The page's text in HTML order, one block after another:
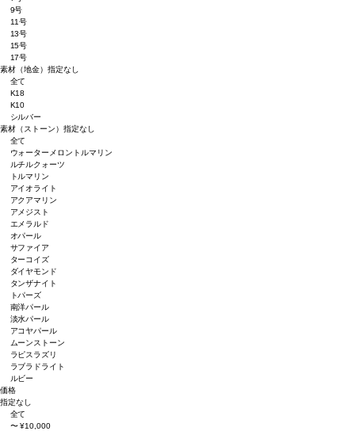
9号
11号
13号
15号
17号
素材（地金） 指定なし
全て
K18
K10
シルバー
素材（ストーン） 指定なし
全て
ウォーターメロントルマリン
ルチルクォーツ
トルマリン
アイオライト
アクアマリン
アメジスト
エメラルド
オパール
サファイア
ターコイズ
ダイヤモンド
タンザナイト
トパーズ
南洋パール
淡水パール
アコヤパール
ムーンストーン
ラピスラズリ
ラブラドライト
ルビー
価格
指定なし
全て
〜 ¥10,000